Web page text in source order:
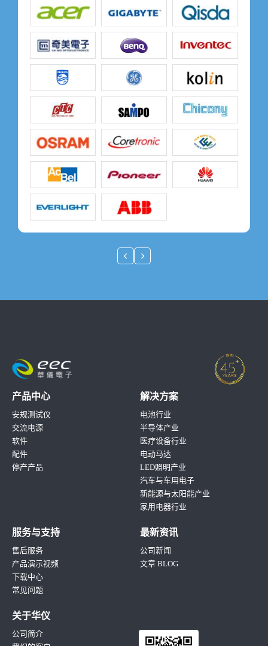
产品中心
安规测试仪
交流电源
软件
配件
停产产品
解决方案
电池行业
半导体产业
医疗设备行业
电动马达
LED照明产业
汽车与车用电子
新能源与太阳能产业
家用电器行业
服务与支持
售后服务
产品演示视频
下载中心
常见问题
最新资讯
公司新闻
文章 BLOG
关于华仪
公司简介